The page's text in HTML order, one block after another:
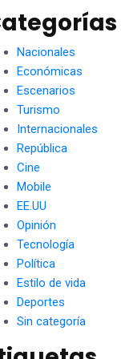
Nacionales
Económicas
Escenarios
Turismo
Internacionales
República
Cine
Mobile
EE.UU
Opinión
Tecnología
Política
Estilo de vida
Deportes
Sin categoría